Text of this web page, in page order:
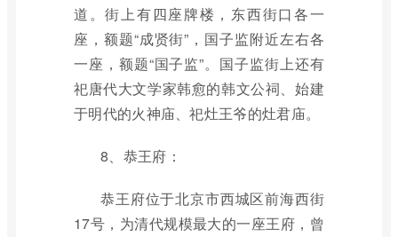
道。街上有四座牌楼，东西街口各一
座，额题“成贤街”，国子监附近左右各
一座，额题“国子监”。国子监街上还有
祀唐代大文学家韩愈的韩文公祠、始建
于明代的火神庙、祀灶王爷的灶君庙。
8、恭王府：
恭王府位于北京市西城区前海西街
17号，为清代规模最大的一座王府，曾